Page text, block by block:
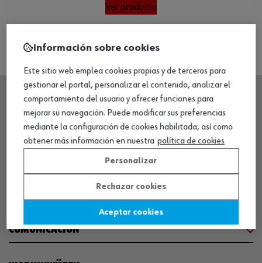
Ver producto
SEDE CENTRAL
COMUNICACIÓN
Información sobre cookies
Este sitio web emplea cookies propias y de terceros para
gestionar el portal, personalizar el contenido, analizar el
comportamiento del usuario y ofrecer funciones para
mejorar su navegación. Puede modificar sus preferencias
mediante la configuración de cookies habilitada, así como
obtener más información en nuestra política de cookies
Personalizar
Rechazar cookies
Aceptar cookies